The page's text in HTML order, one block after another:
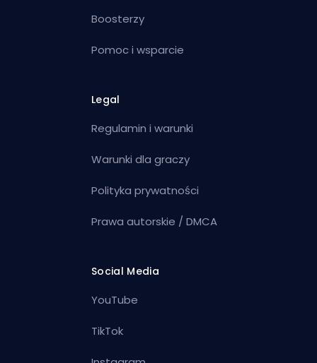
Boosterzy
Pomoc i wsparcie
Legal
Regulamin i warunki
Warunki dla graczy
Polityka prywatności
Prawa autorskie / DMCA
Social Media
YouTube
TikTok